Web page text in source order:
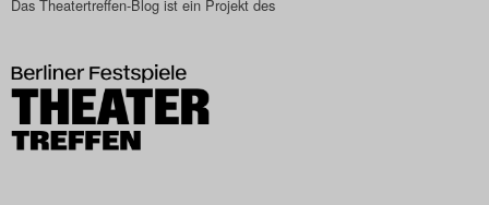
Das Theatertreffen-Blog
Das Theatertreffen-Blog ist ein Projekt des